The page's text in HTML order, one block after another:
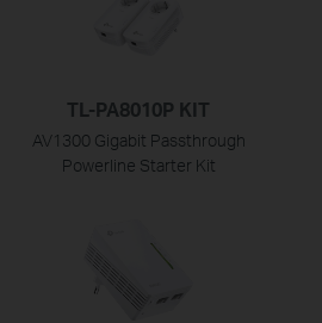
TL-PA8010P KIT
AV1300 Gigabit Passthrough
Powerline Starter Kit